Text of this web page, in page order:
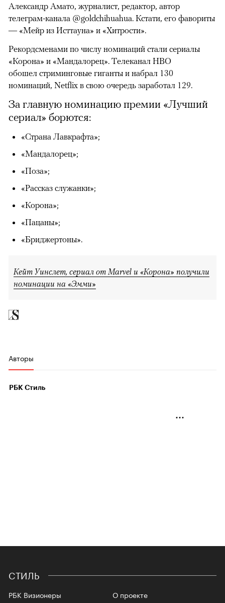
Александр Амато, журналист, редактор, автор
телеграм-канала @goldchihuahua. Кстати, его фавориты
— «Мейр из Исттауна» и «Хитрости».
Рекордсменами по числу номинаций стали сериалы
«Корона» и «Мандалорец». Телеканал HBO
обошел стриминговые гиганты и набрал 130
номинаций, Netflix в свою очередь заработал 129.
За главную номинацию премии «Лучший
сериал» борются:
«Страна Лавкрафта»;
«Мандалорец»;
«Поза»;
«Рассказ служанки»;
«Корона»;
«Пацаны»;
«Бриджертоны».
Кейт Уинслет, сериал от Marvel и «Корона» получили
номинации на «Эмми»
Авторы
РБК Стиль
СТИЛЬ
РБК Визионеры
О проекте